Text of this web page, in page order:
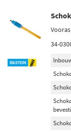
34-